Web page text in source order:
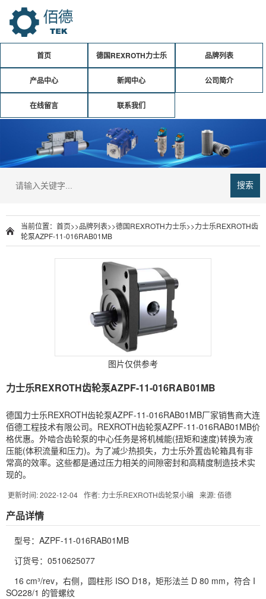
首页 德国REXROTH力士乐 品牌列表
产品中心 新闻中心 公司简介
在线留言 联系我们
搜索
当前位置： 首页>>品牌列表>>德国REXROTH力士乐>>力士乐REXROTH齿
轮泵AZPF-11-016RAB01MB
图片仅供参考
力士乐REXROTH齿轮泵AZPF-11-016RAB01MB
德国力士乐REXROTH齿轮泵AZPF-11-016RAB01MB厂家销售商大连
佰德工程技术有限公司。REXROTH齿轮泵AZPF-11-016RAB01MB价
格优惠。外啮合齿轮泵的中心任务是将机械能(扭矩和速度)转换为液
压能(体积流量和压力)。为了减少热损失，力士乐外置齿轮箱具有非
常高的效率。这些都是通过压力相关的间隙密封和高精度制造技术实
现的。
更新时间: 2022-12-04 作者: 力士乐REXROTH齿轮泵小编 来源: 佰德
产品详情
型号：AZPF-11-016RAB01MB
订货号：0510625077
16 cm³/rev，右侧，圆柱形 ISO D18，矩形法兰 D 80 mm，符合 I
SO228/1 的管螺纹